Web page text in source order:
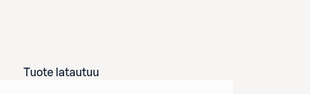
Tuote latautuu